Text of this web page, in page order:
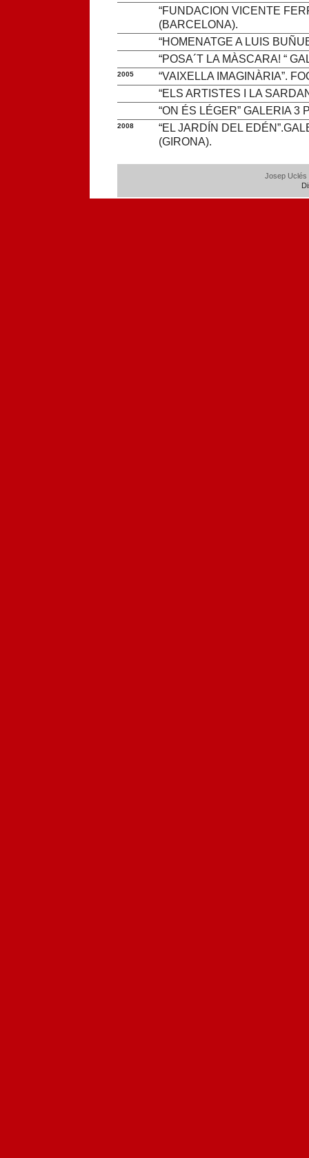
“FUNDACION VICENTE
(BARCELONA).
“HOMENATGE A LUIS
“POSA´T LA MÀSCARA! “
2005
“VAIXELLA IMAGINÀRIA”.
“ELS ARTISTES I LA
“ON ÉS LÉGER” GALERIA 3
2008
“EL JARDÍN DEL
(GIRONA).
Josep Uclés